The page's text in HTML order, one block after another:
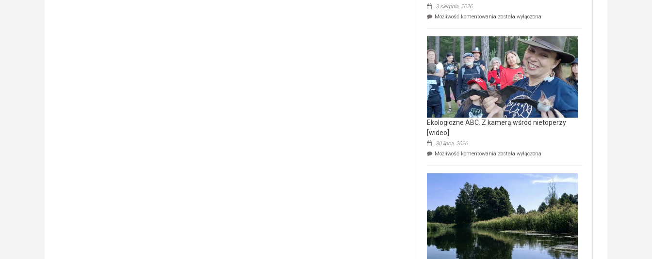
3 sierpnia, 2026
Możliwość komentowania Ekologiczne
–
prawdziwy
skarb
natury
[wideo]
została wyłączona
Ekologiczne ABC. Z kamerą wśród nietoperzy
[wideo]
30 lipca, 2026
Możliwość komentowania Ekologiczne
wśród
nietoperzy
[wideo]
została wyłączona